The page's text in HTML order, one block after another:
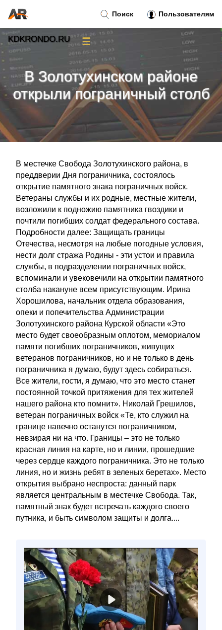
В Золотухинском районе
открыли пограничный столб
В местечке Свобода Золотухинского района, в
преддверии Дня пограничника, состоялось
открытие памятного знака пограничных войск.
Ветераны службы и их родные, местные жители,
возложили к подножию памятника гвоздики и
почтили погибших солдат федерального состава.
Подробности далее: Защищать границы
Отечества, несмотря на любые погодные условия,
нести долг стража Родины - эти устои и правила
службы, в подразделении пограничных войск,
вспоминали и увековечили на открытии памятного
столба накануне всем присутствующим. Ирина
Хорошилова, начальник отдела образования,
опеки и попечительства Администрации
Золотухинского района Курской области «Это
место будет своеобразным оплотом, мемориалом
памяти погибших пограничников, живущих
ветеранов пограничников, но и не только в день
пограничника я думаю, будут здесь собираться.
Все жители, гости, я думаю, что это место станет
постоянной точкой притяжения для тех жителей
нашего района кто помнит». Николай Грешилов,
ветеран пограничных войск «Те, кто служил на
границе навечно останутся пограничником,
невзирая ни на что. Границы – это не только
красная линия на карте, но и линии, прошедшие
через сердце каждого пограничника. Это не только
линия, но и жизнь ребят в зеленых беретах». Место
открытия выбрано неспроста: данный парк
является центральным в местечке Свобода. Так,
памятный знак будет встречать каждого своего
путника, и быть символом защиты и долга....
Поиск Пользователям
KDKRONDO.RU ☰
Тренды новостей»
Правила»
Контакт»